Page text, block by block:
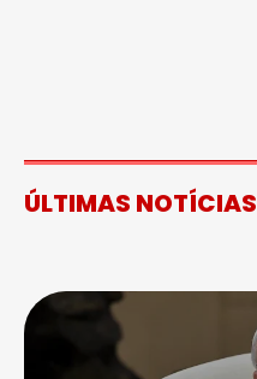
ÚLTIMAS NOTÍCIAS